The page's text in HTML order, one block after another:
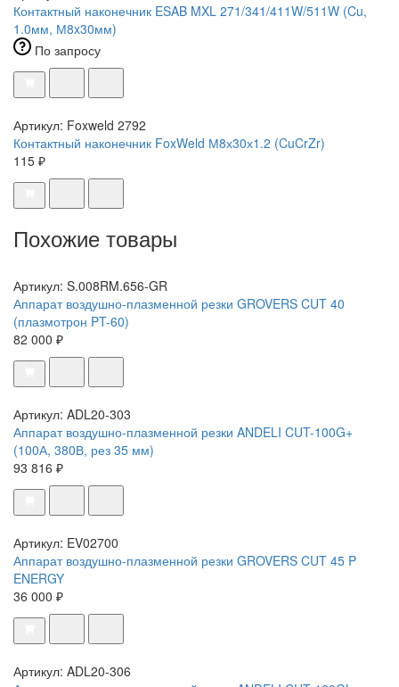
Контактный наконечник ESAB MXL 271/341/411W/511W (Cu,
1.0мм, М8x30мм)
По запросу
Артикул: Foxweld 2792
Контактный наконечник FoxWeld М8х30х1.2 (CuCrZr)
115 ₽
Похожие товары
Артикул: S.008RM.656-GR
Аппарат воздушно-плазменной резки GROVERS CUT 40
(плазмотрон PT-60)
82 000 ₽
Артикул: ADL20-303
Аппарат воздушно-плазменной резки ANDELI CUT-100G+
(100А, 380В, рез 35 мм)
93 816 ₽
Артикул: EV02700
Аппарат воздушно-плазменной резки GROVERS CUT 45 P
ENERGY
36 000 ₽
Артикул: ADL20-306